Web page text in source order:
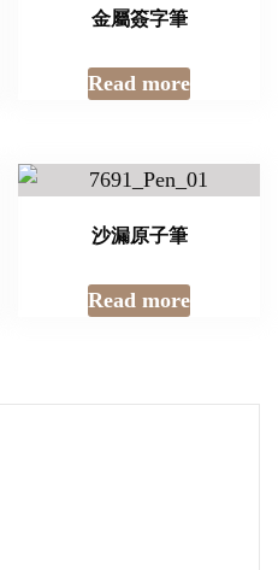
金屬簽字筆
Read more
沙漏原子筆
Read more